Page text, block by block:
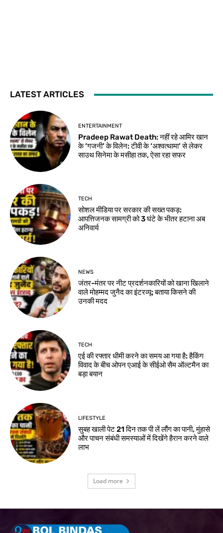
LATEST ARTICLES
ENTERTAINMENT
Pradeep Rawat Death: नहीं रहे आमिर खान
के ‘गजनी’ के विलेन: टीवी के ‘अश्वत्थामा’ से लेकर
साउथ सिनेमा के मसीहा तक, ऐसा रहा सफर
TECH
सोशल मीडिया पर सरकार की सख्त पकड़:
आपत्तिजनक सामग्री को 3 घंटे के भीतर हटाना अब
अनिवार्य
NEWS
जंतर-मंतर पर नीट प्रदर्शनकारियों को खाना खिलाने
वाले मोहम्मद जुनैद का इंटरव्यू: बताया किसने की
उनकी मदद
TECH
एई की रफ्तार धीमी करने का समय आ गया है: हैकिंग
विवाद के बीच ओपन एआई के सीईओ सैम ऑल्टमैन का
बड़ा बयान
LIFESTYLE
सुबह खाली पेट 21 दिन तक पी लें लौंग का पानी, मुंहासे
और पाचन संबंधी समस्याओं में दिखेंगे हैरान करने वाले
लाभ
Load more